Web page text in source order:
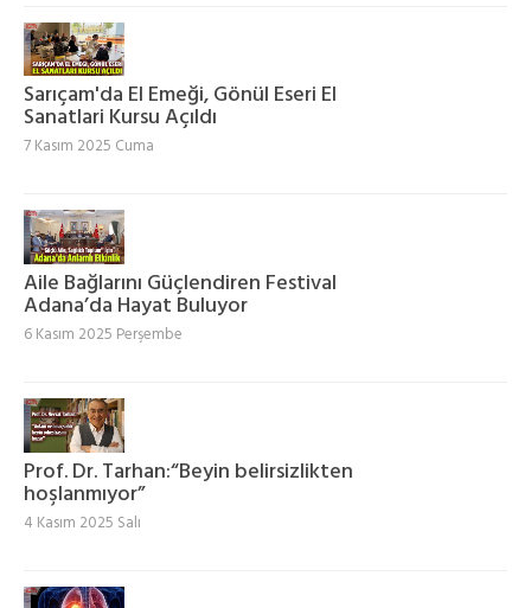
Sarıçam'da El Emeği, Gönül Eseri El
Sanatlari Kursu Açıldı
7 Kasım 2025 Cuma
Aile Bağlarını Güçlendiren Festival
Adana’da Hayat Buluyor
6 Kasım 2025 Perşembe
Prof. Dr. Tarhan:“Beyin belirsizlikten
hoşlanmıyor”
4 Kasım 2025 Salı